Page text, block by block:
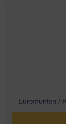
Euromunten /